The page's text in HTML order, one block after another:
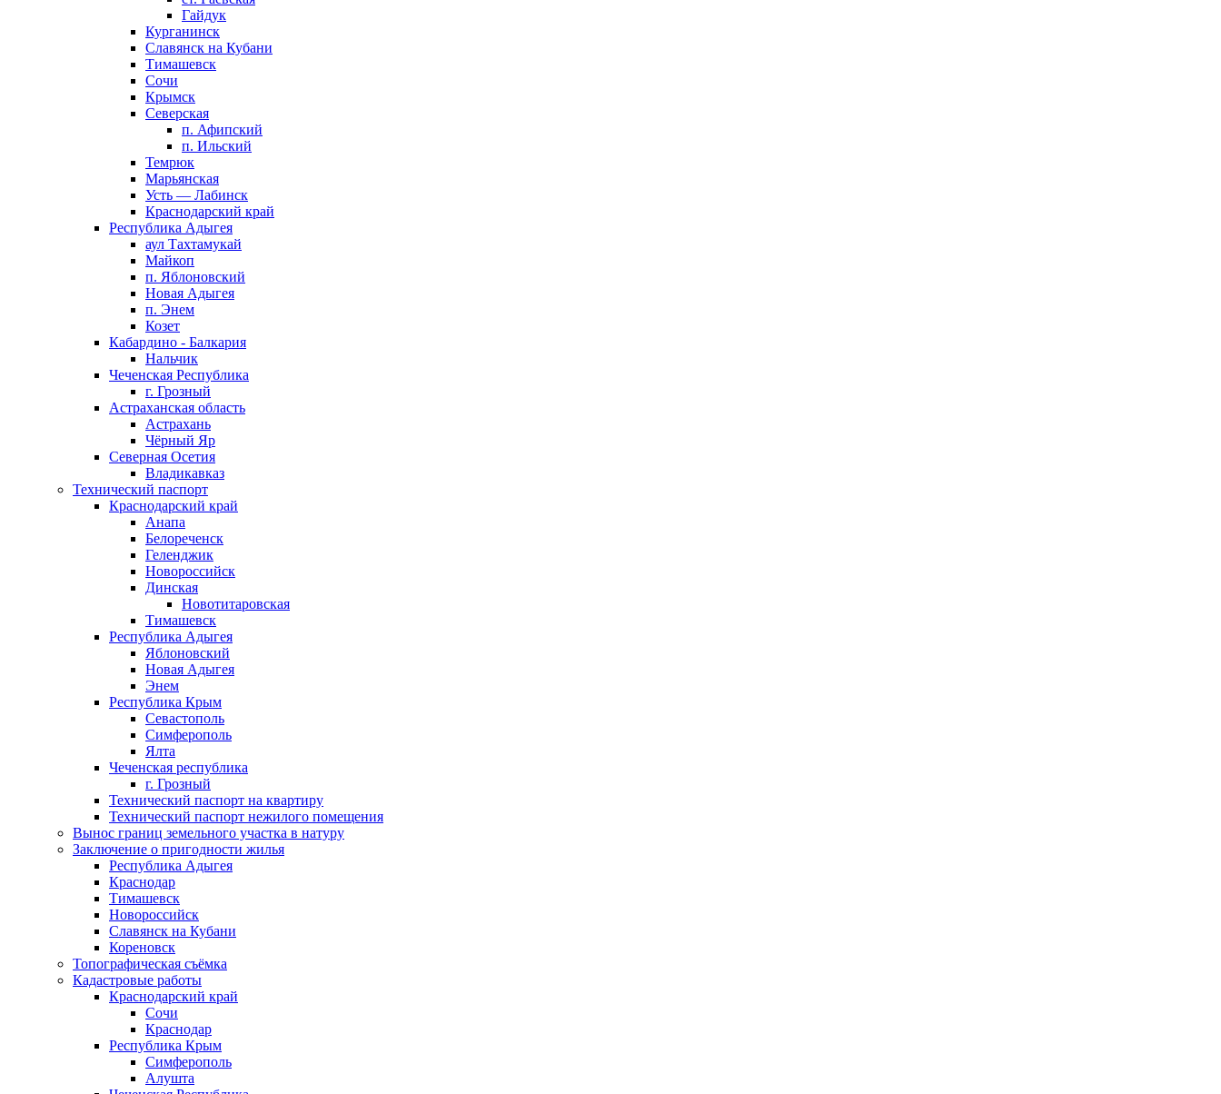
Гайдук
Курганинск
Славянск на Кубани
Тимашевск
Сочи
Крымск
Северская
п. Афипский
п. Ильский
Темрюк
Марьянская
Усть — Лабинск
Краснодарский край
Республика Адыгея
аул Тахтамукай
Майкоп
п. Яблоновский
Новая Адыгея
п. Энем
Козет
Кабардино - Балкария
Нальчик
Чеченская Республика
г. Грозный
Астраханская область
Астрахань
Чёрный Яр
Северная Осетия
Владикавказ
Технический паспорт
Краснодарский край
Анапа
Белореченск
Геленджик
Новороссийск
Динская
Новотитаровская
Тимашевск
Республика Адыгея
Яблоновский
Новая Адыгея
Энем
Республика Крым
Севастополь
Симферополь
Ялта
Чеченская республика
г. Грозный
Технический паспорт на квартиру
Технический паспорт нежилого помещения
Вынос границ земельного участка в натуру
Заключение о пригодности жилья
Республика Адыгея
Краснодар
Тимашевск
Новороссийск
Славянск на Кубани
Кореновск
Топографическая съёмка
Кадастровые работы
Краснодарский край
Сочи
Краснодар
Республика Крым
Симферополь
Алушта